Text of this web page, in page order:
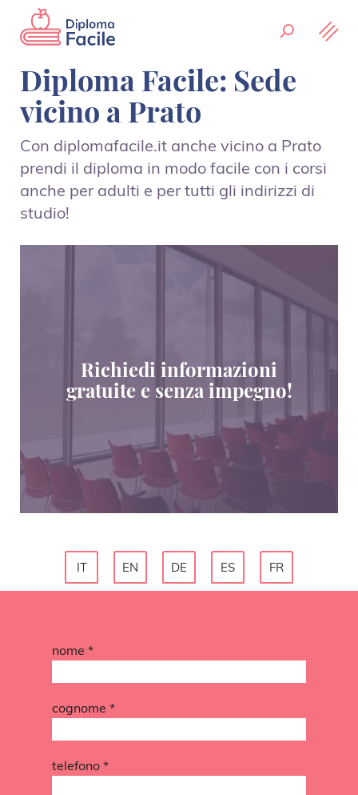
Diploma Facile: Sede
vicino a Prato
Con diplomafacile.it anche vicino a Prato
prendi il diploma in modo facile con i corsi
anche per adulti e per tutti gli indirizzi di
studio!
Richiedi informazioni
gratuite e senza impegno!
IT EN DE ES FR
nome *
cognome *
telefono *